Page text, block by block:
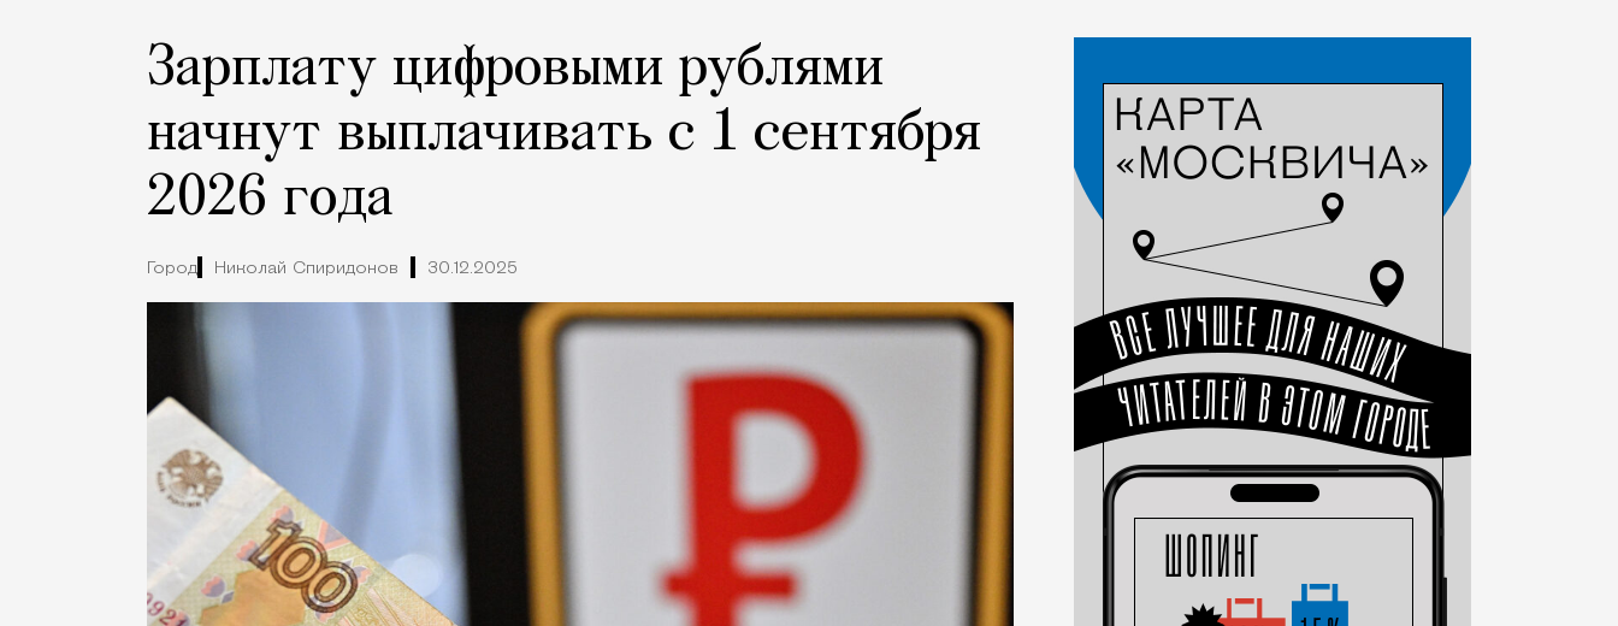
Зарплату цифровыми рублями
начнут выплачивать с 1 сентября
2026 года
Город Николай Спиридонов 30.12.2025